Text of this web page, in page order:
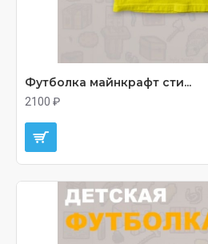
Футболка майнкрафт сти...
2100 ₽